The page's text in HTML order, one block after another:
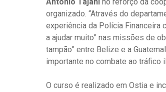
organizado. “Através do
experiência da Polícia Financeira
a ajudar muito” nas missões de
tampão” entre Belize e a
importante no combate ao tráfico
O curso é realizado em Ostia e